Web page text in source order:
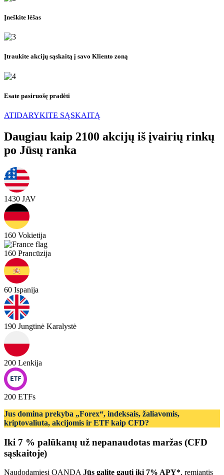
Įneškite lėšas
Įtraukite akcijų sąskaitą į savo Kliento zoną
Esate pasiruošę pradėti
ATIDARYKITE SĄSKAITĄ
Daugiau kaip 2100 akcijų iš įvairių rinkų
po Jūsų ranka
1430 JAV
160 Vokietija
160 Prancūzija
60 Ispanija
190 Jungtinė Karalystė
200 Lenkija
200 ETFs
Jus domina prekyba „Forex“, indeksais, žaliavomis,
kriptovaliuta, akcijomis ir ETF kaip CFD?
Iki 7 % palūkanų už nepanaudotas maržas (CFD
sąskaitoje)
Naudodamiesi OANDA Jūs galite gauti iki 7% APY*, remiantis